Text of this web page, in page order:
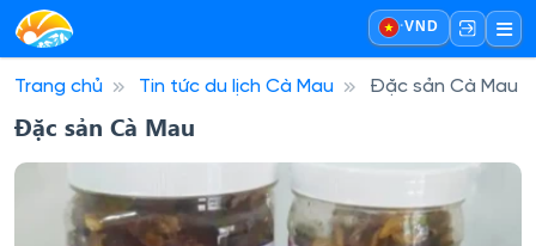
·VND
Trang chủ Tin tức du lịch Cà Mau Đặc sản Cà Mau
Đặc sản Cà Mau